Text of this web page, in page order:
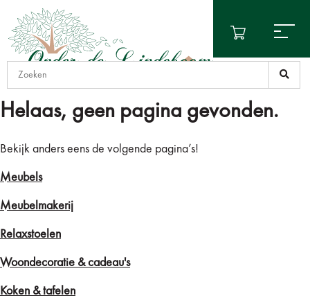
Helaas, geen pagina gevonden.
Bekijk anders eens de volgende pagina’s!
Meubels
Meubelmakerij
Relaxstoelen
Woondecoratie & cadeau's
Koken & tafelen